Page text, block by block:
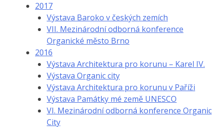
2017
Výstava Baroko v českých zemích
VII. Mezinárodní odborná konference
Organické město Brno
2016
Výstava Architektura pro korunu – Karel IV.
Výstava Organic city
Výstava Architektura pro korunu v Paříži
Výstava Památky mé země UNESCO
VI. Mezinárodní odborná konference Organic
City